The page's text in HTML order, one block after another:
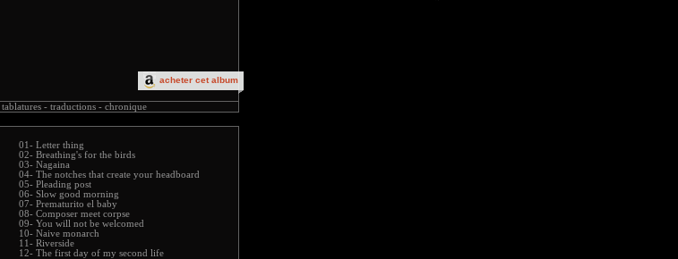
acheter cet album
tablatures - traductions - chronique
01- Letter thing
02- Breathing's for the birds
03- Nagaina
04- The notches that create your headboard
05- Pleading post
06- Slow good morning
07- Prematurito el baby
08- Composer meet corpse
09- You will not be welcomed
10- Naive monarch
11- Riverside
12- The first day of my second life